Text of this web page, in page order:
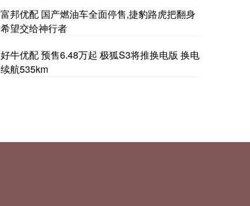
富邦优配 国产燃油车全面停售,捷豹路虎把翻身
希望交给神行者
好牛优配 预售6.48万起 极狐S3将推换电版 换电
续航535km